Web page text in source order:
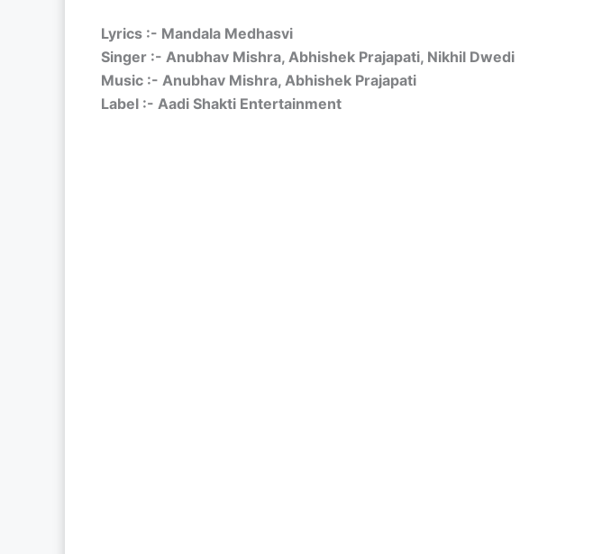
Lyrics :- Mandala Medhasvi
Singer :- Anubhav Mishra, Abhishek Prajapati, Nikhil Dwedi
Music :- Anubhav Mishra, Abhishek Prajapati
Label :- Aadi Shakti Entertainment